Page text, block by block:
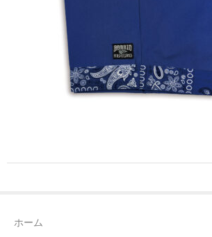
ロングTシャツ
ゲームシャツ
コーチジャケット
ヘッドギア
ORIGINAL
ホーム